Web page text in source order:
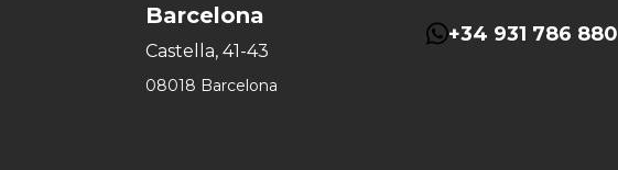
Barcelona
Castella, 41-43
08018 Barcelona
+34 931 786 880